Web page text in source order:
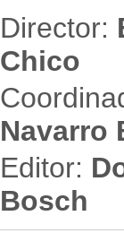
Director:
Chico
Navarro
Editor:
Bosch